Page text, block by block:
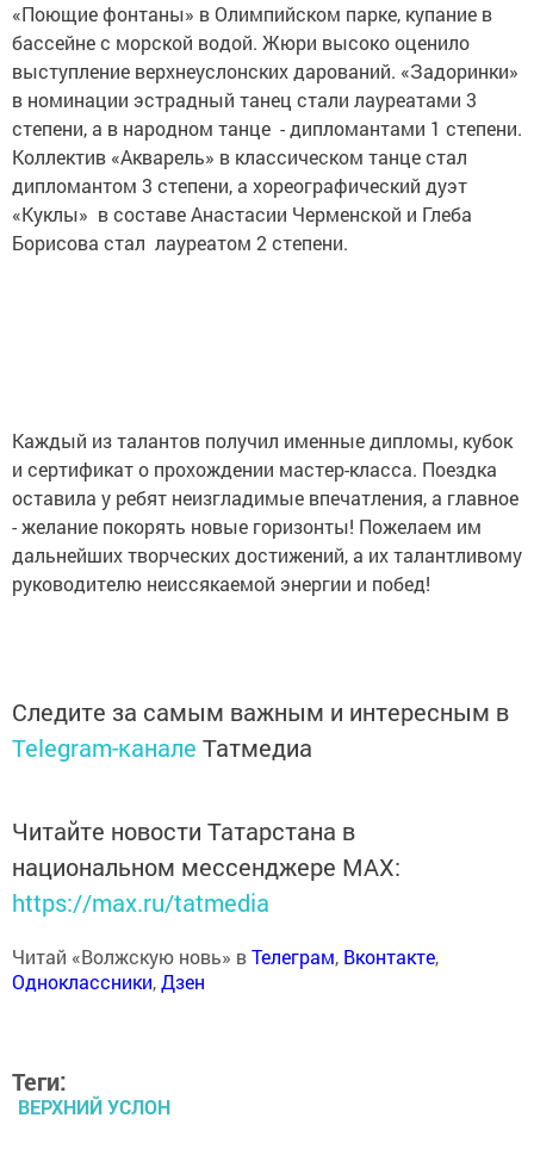
«Поющие фонтаны» в Олимпийском парке, купание в
бассейне с морской водой. Жюри высоко оценило
выступление верхнеуслонских дарований. «Задоринки»
в номинации эстрадный танец стали лауреатами 3
степени, а в народном танце - дипломантами 1 степени.
Коллектив «Акварель» в классическом танце стал
дипломантом 3 степени, а хореографический дуэт
«Куклы» в составе Анастасии Черменской и Глеба
Борисова стал лауреатом 2 степени.
Каждый из талантов получил именные дипломы, кубок
и сертификат о прохождении мастер-класса. Поездка
оставила у ребят неизгладимые впечатления, а главное
- желание покорять новые горизонты! Пожелаем им
дальнейших творческих достижений, а их талантливому
руководителю неиссякаемой энергии и побед!
Следите за самым важным и интересным в
Telegram-канале Татмедиа
Читайте новости Татарстана в
национальном мессенджере MАХ:
https://max.ru/tatmedia
Читай «Волжскую новь» вТелеграм, Вконтакте,
Одноклассники,Дзен
Теги:
ВЕРХНИЙ УСЛОН